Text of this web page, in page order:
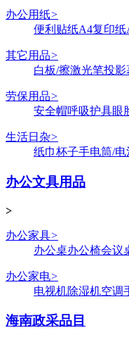
办公用纸>
便利贴纸A4复印纸
其它用品>
白板/擦激光笔投影
劳保用品>
安全帽呼吸护具眼
生活日杂>
纸巾杯子手电筒/电
办公文具用品
>
办公家具>
办公桌办公椅会议
办公家电>
电视机除湿机空调
海南政采品目